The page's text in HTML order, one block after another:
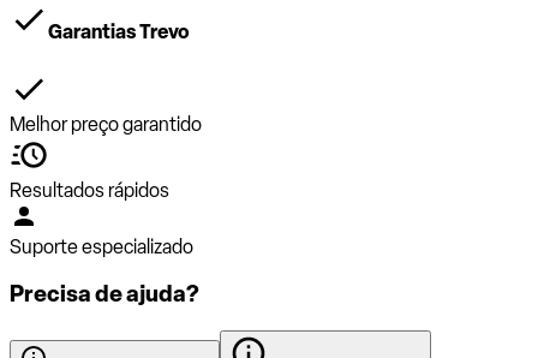
Garantias Trevo
Melhor preço garantido
Resultados rápidos
Suporte especializado
Precisa de ajuda?